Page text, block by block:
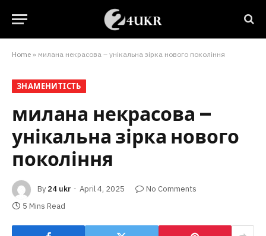
Home » милана некрасова – унікальна зірка нового покоління
ЗНАМЕНИТІСТЬ
милана некрасова –
унікальна зірка нового
покоління
By 24 ukr April 4, 2025
No Comments
5 Mins Read